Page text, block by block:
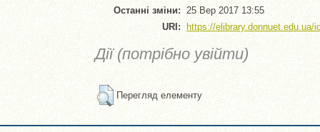
Останні зміни: 25 Вер 2017 13:55
URI:
https://elibrary.donnuet.edu.ua/
Дії (потрібно увійти)
Перегляд елементу